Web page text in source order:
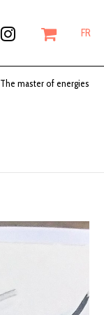
FR
The master of energies